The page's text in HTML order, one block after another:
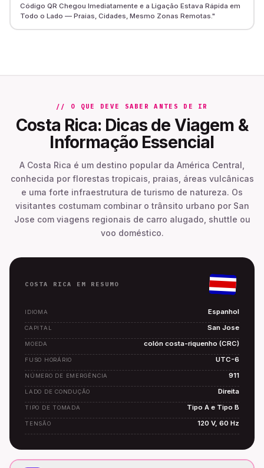
Código QR Chegou Imediatamente e a Ligação Estava Rápida em
Todo o Lado — Praias, Cidades, Mesmo Zonas Remotas. "
// O QUE DEVE SABER ANTES DE IR
Costa Rica: Dicas de Viagem &
Informação Essencial
A Costa Rica é um destino popular da América Central,
conhecida por florestas tropicais, praias, áreas vulcânicas
e uma forte infraestrutura de turismo de natureza. Os
visitantes costumam combinar o trânsito urbano por San
Jose com viagens regionais de carro alugado, shuttle ou
voo doméstico.
COSTA RICA EM RESUMO
IDIOMA Espanhol
CAPITAL San Jose
MOEDA colón costa-riquenho (CRC)
FUSO HORÁRIO UTC-6
NÚMERO DE EMERGÊNCIA 911
LADO DE CONDUÇÃO Direita
TIPO DE TOMADA Tipo A e Tipo B
TENSÃO 120 V, 60 Hz